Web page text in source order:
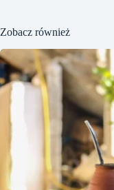
Zobacz również